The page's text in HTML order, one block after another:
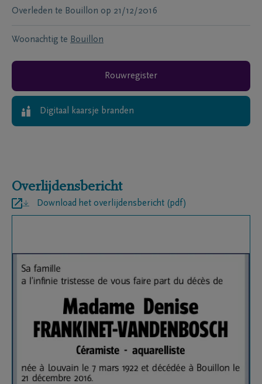
Overleden te Bouillon op 21/12/2016
Woonachtig te Bouillon
Rouwregister
Digitaal kaarsje branden
Overlijdensbericht
Download het overlijdensbericht (pdf)